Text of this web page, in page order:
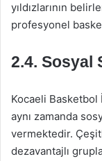
yıldızlarının
profesyonel
2.4. Sosyal
Kocaeli
aynı zamanda
vermektedir.
dezavantajlı